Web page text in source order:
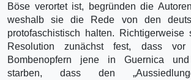
Böse verortet ist, begründen die
weshalb sie die Rede von den
protofaschistisch halten.
Resolution zunächst fest, dass vor
Bombenopfern jene in Guernica
starben, dass den